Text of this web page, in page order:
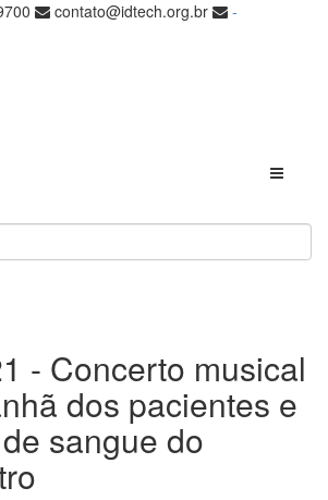
contato@idtech.org.br
-
Toggle
- Concerto musical
dos pacientes e
sangue do